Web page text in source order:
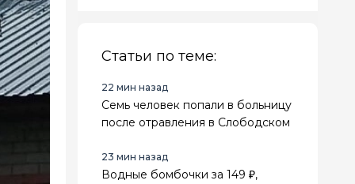
Статьи по теме:
22 мин назад
Семь человек попали в больницу
после отравления в Слободском
23 мин назад
Водные бомбочки за 149 ₽,